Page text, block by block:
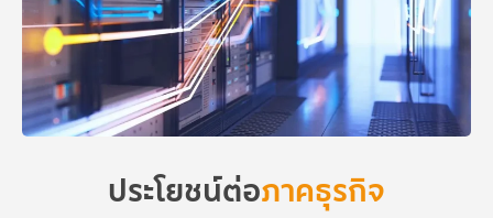
ประโยชน์ต่อภาคธุรกิจ